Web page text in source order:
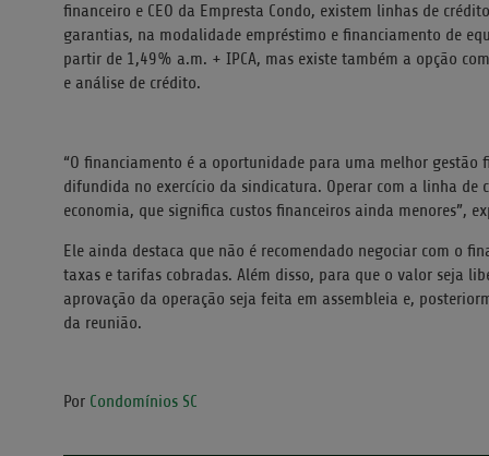
financeiro e CEO da Empresta Condo, existem linhas de
garantias, na modalidade empréstimo e financiamento de
partir de 1,49% a.m. + IPCA, mas existe também a opção
e análise de crédito.
“O financiamento é a oportunidade para uma melhor gestão
difundida no exercício da sindicatura. Operar com a linha
economia, que significa custos financeiros ainda menores”,
Ele ainda destaca que não é recomendado negociar com o
taxas e tarifas cobradas. Além disso, para que o valor seja
aprovação da operação seja feita em assembleia e,
da reunião.
Por Condomínios SC